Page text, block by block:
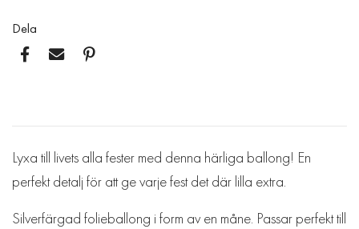
Dela
Lyxa till livets alla fester med denna härliga ballong! En
perfekt detalj för att ge varje fest det där lilla extra.
Silverfärgad folieballong i form av en måne. Passar perfekt till